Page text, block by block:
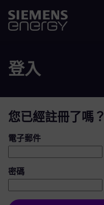
登入
您已經註冊了嗎？
登入：使用者和密碼
電子郵件
密碼